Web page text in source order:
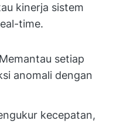
kinerja sistem
time.
setiap
anomali dengan
kecepatan,